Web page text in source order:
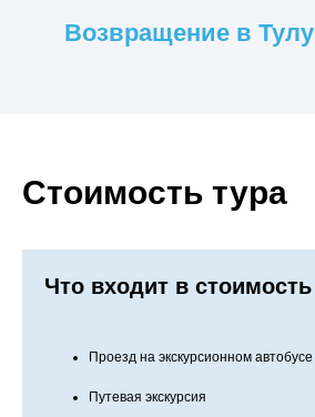
Возвращение в Тулу
Стоимость тура
Что входит в стоимость
Проезд на экскурсионном автобусе
Путевая экскурсия